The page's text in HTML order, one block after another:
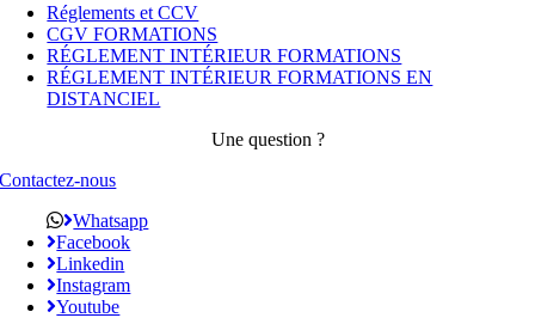
Réglements et CCV
CGV FORMATIONS
RÉGLEMENT INTÉRIEUR FORMATIONS
RÉGLEMENT INTÉRIEUR FORMATIONS EN
DISTANCIEL
Une question ?
Contactez-nous
Whatsapp
Facebook
Linkedin
Instagram
Youtube